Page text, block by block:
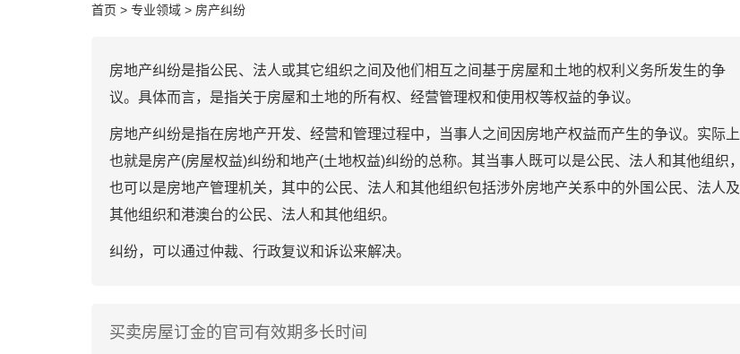
首页 > 专业领域 > 房产纠纷
房地产纠纷是指公民、法人或其它组织之间及他们相互之间基于房屋和土地的权利义务所发生的争
议。具体而言，是指关于房屋和土地的所有权、经营管理权和使用权等权益的争议。
房地产纠纷是指在房地产开发、经营和管理过程中，当事人之间因房地产权益而产生的争议。实际上
也就是房产(房屋权益)纠纷和地产(土地权益)纠纷的总称。其当事人既可以是公民、法人和其他组织，
也可以是房地产管理机关，其中的公民、法人和其他组织包括涉外房地产关系中的外国公民、法人及
其他组织和港澳台的公民、法人和其他组织。
纠纷，可以通过仲裁、行政复议和诉讼来解决。
买卖房屋订金的官司有效期多长时间